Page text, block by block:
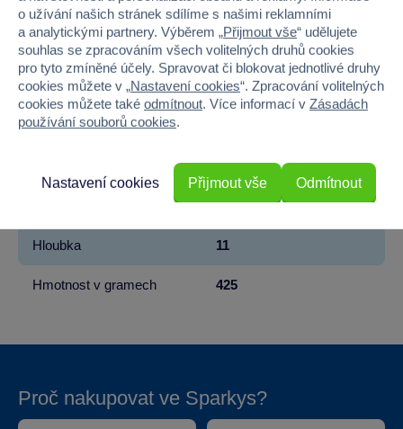
Značka Sparkys
Věk od 3
Pohlaví HOLKA, KLUK
Materiál
15.5
12.5
Hloubka 11
Hmotnost v gramech 425
Proč nakupovat ve Sparkys?
o užívání našich stránek sdílíme s našimi reklamními
a analytickými partnery. Výběrem „Přijmout vše“ udělujete
souhlas se zpracováním všech volitelných druhů cookies
pro tyto zmíněné účely. Spravovat či blokovat jednotlivé druhy
cookies můžete v „Nastavení cookies“. Zpracování volitelných
cookies můžete také odmítnout. Více informací v Zásadách
používání souborů cookies.
Odmítnout
Nastavení cookies Přijmout vše